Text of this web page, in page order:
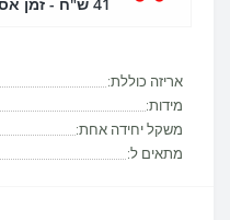
אריזה כוללת:
מידות:
משקל יחידה אחת:
מתאים ל: